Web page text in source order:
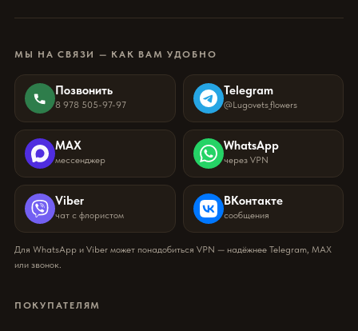
МЫ НА СВЯЗИ — КАК ВАМ УДОБНО
Позвонить
8 978 505-97-97
Telegram
@Lugovets_flowers
MAX
мессенджер
WhatsApp
через VPN
Viber
чат с флористом
ВКонтакте
сообщения
Для WhatsApp и Viber может понадобиться VPN — надёжнее Telegram, MAX
или звонок.
ПОКУПАТЕЛЯМ